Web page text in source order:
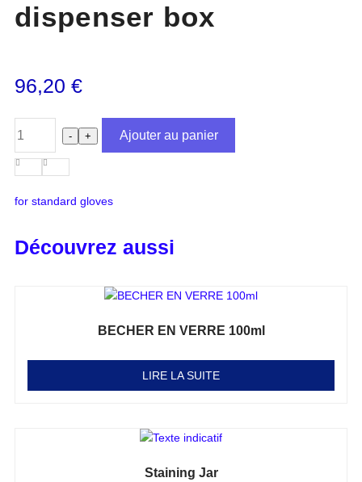
dispenser box
96,20 €
- + Ajouter au panier
for standard gloves
Découvrez aussi
BECHER EN VERRE 100ml
LIRE LA SUITE
Staining Jar